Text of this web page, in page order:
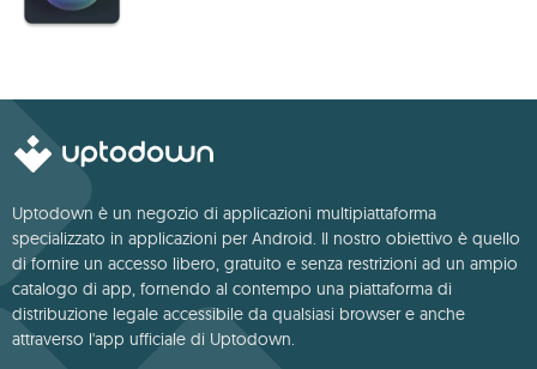
Uptodown è un negozio di applicazioni multipiattaforma
specializzato in applicazioni per Android. Il nostro obiettivo è quello
di fornire un accesso libero, gratuito e senza restrizioni ad un ampio
catalogo di app, fornendo al contempo una piattaforma di
distribuzione legale accessibile da qualsiasi browser e anche
attraverso l'app ufficiale di Uptodown.